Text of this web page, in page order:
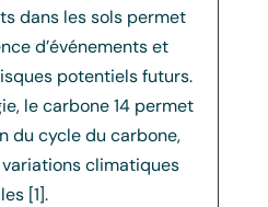
dans les sols permet
d’événements et
potentiels futurs.
le carbone 14 permet
du cycle du carbone,
climatiques
[1].